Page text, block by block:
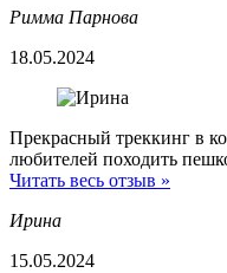
Римма Парнова
18.05.2024
Прекрасный треккинг в
любителей походить
Читать весь отзыв »
Ирина
15.05.2024